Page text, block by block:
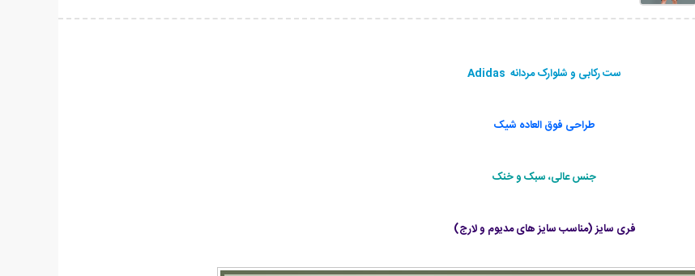
ست رکابی و شلوارک مردانه Adidas
طراحی فوق العاده شیک
جنس عالی، سبک و خنک
فری سایز (مناسب سایز های مدیوم و لارج)